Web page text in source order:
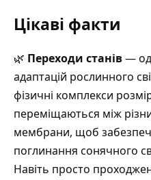
Цікаві факти
🌿 Переходи станів—
адаптацій рослинного
фізичні комплекси
переміщаються між
мембрани, щоб
поглинання сонячного
Навіть просто